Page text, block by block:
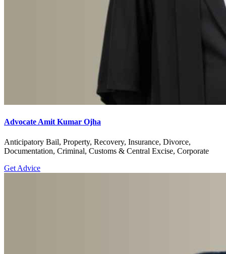
Advocate Amit Kumar Ojha
Anticipatory Bail, Property, Recovery, Insurance, Divorce,
Documentation, Criminal, Customs & Central Excise, Corporate
Get Advice